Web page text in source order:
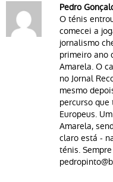
Pedro
O ténis
comecei a
jornalismo
primeiro ano
Amarela. O
no Jornal
mesmo
percurso
Europeus.
Amarela,
claro está -
ténis.